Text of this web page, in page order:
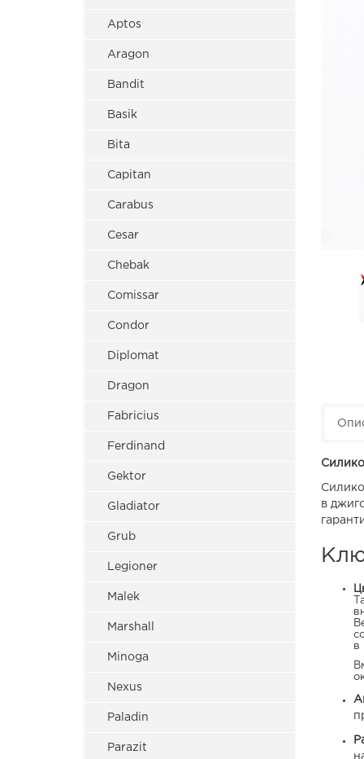
Aptos
Aragon
Bandit
Basik
Bita
Capitan
Carabus
Cesar
Chebak
Comissar
Condor
Diplomat
Dragon
Fabricius
Ferdinand
Gektor
Gladiator
Grub
Legioner
Malek
Marshall
Minoga
Nexus
Paladin
Parazit
в
в